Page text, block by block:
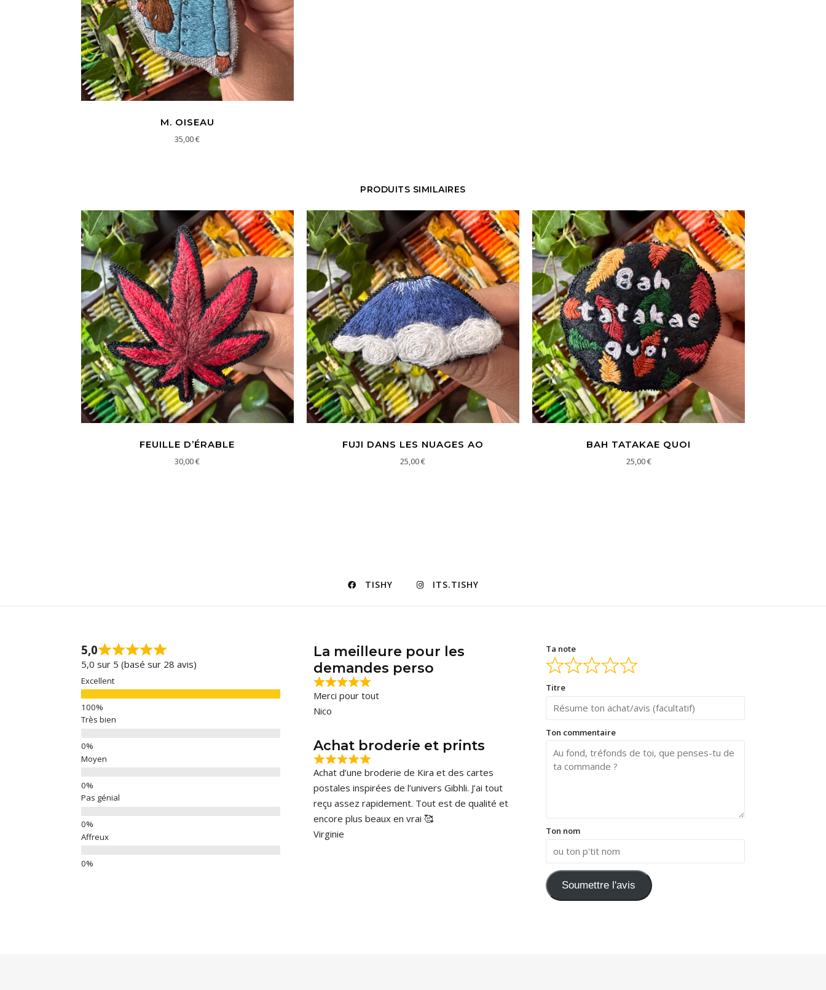
M. OISEAU
35,00€
PRODUITS SIMILAIRES
FEUILLE D’ÉRABLE
30,00€
FUJI DANS LES NUAGES AO
25,00€
BAH TATAKAE QUOI
25,00€
TISHY ITS.TISHY
5,0
5,0 sur 5 (basé sur 28 avis)
Excellent
Très bien
Moyen
Pas génial
Affreux
La meilleure pour les
demandes perso
Merci pour tout
Nico
Achat broderie et prints
Achat d’une broderie de Kira et des cartes
postales inspirées de l’univers Gibhli. J’ai tout
reçu assez rapidement. Tout est de qualité et
encore plus beaux en vrai 🥰
Virginie
Ta note
Titre
Ton commentaire
Ton nom
Soumettre l'avis